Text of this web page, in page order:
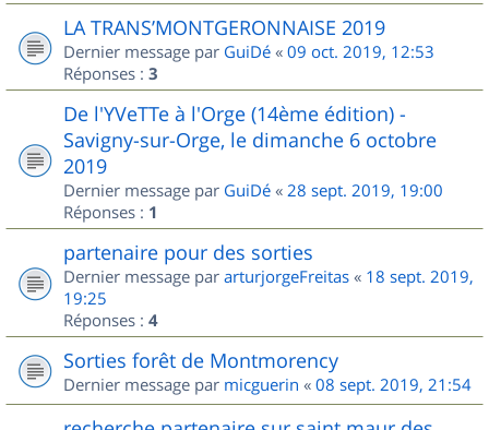
LA TRANS’MONTGERONNAISE 2019
Dernier message par GuiDé « 09 oct. 2019, 12:53
Réponses : 3
De l'YVeTTe à l'Orge (14ème édition) -
Savigny-sur-Orge, le dimanche 6 octobre
2019
Dernier message par GuiDé « 28 sept. 2019, 19:00
Réponses : 1
partenaire pour des sorties
Dernier message par arturjorgeFreitas « 18 sept. 2019,
19:25
Réponses : 4
Sorties forêt de Montmorency
Dernier message par micguerin « 08 sept. 2019, 21:54